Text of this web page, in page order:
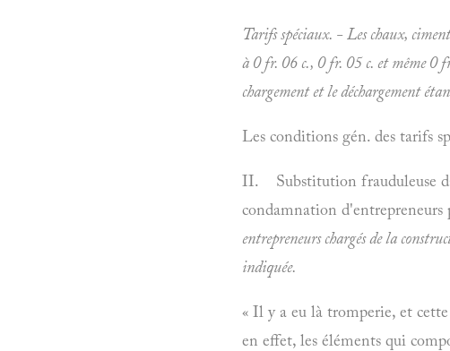
Tarifs spéciaux. - Leschaux,
à 0 fr. 06 c., 0 fr. 05 c. et même 0
chargement et le déchargement
Les conditions gén. des tarifs
II. Substitution frauduleuse
condamnation d'entrepreneurs
entrepreneurs chargés de la
indiquée.
« Il y a eu là tromperie, et
en effet, les éléments qui